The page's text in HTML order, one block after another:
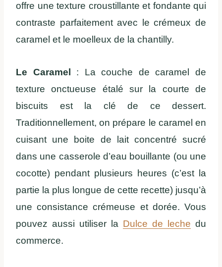
offre une texture croustillante et fondante qui
contraste parfaitement avec le crémeux de
caramel et le moelleux de la chantilly.
Le Caramel
: La couche de caramel de
texture onctueuse étalé sur la courte de
biscuits est la clé de ce dessert.
Traditionnellement, on prépare le caramel en
cuisant une boite de lait concentré sucré
dans une casserole d’eau bouillante (ou une
cocotte) pendant plusieurs heures (c’est la
partie la plus longue de cette recette) jusqu’à
une consistance crémeuse et dorée. Vous
pouvez aussi utiliser la Dulce de leche du
commerce.